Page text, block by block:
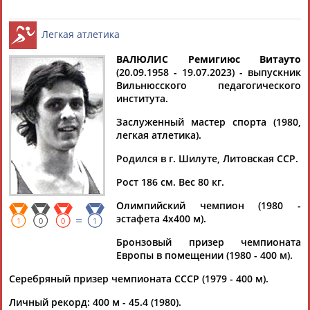
Найдено: 1персона Расширенный поиск
Ремигиюс
ВАЛЮЛИС
Ваш запрос: "Ремигиюс ВАЛЮЛИС"
Документы 1-1 из 1 найденных уникальных документов
Скончался олимпийский чемпион 1980 года легкоатлет
Ремигиюс Валюлис
Олимпийский чемпион в эстафете 4x400 м в составе
сборной СССРРемигиюс Валюлисумер на 65-м году жизни.
Легкая атлетика
1 0 0 = 1
ВАЛЮЛИС Ремигиюс Витауто
(20.09.1958 - 19.07.2023) - выпускник
Вильнюсского педагогического
института.
Заслуженный мастер спорта (1980,
легкая атлетика).
Родился в г. Шилуте, Литовская ССР.
Рост 186 см. Вес 80 кг.
Олимпийский чемпион (1980 -
эстафета 4х400 м).
Бронзовый призер чемпионата
Европы в помещении (1980 - 400 м).
Серебряный призер чемпионата СССР (1979 - 400 м).
Личный рекорд: 400 м - 45.4 (1980).